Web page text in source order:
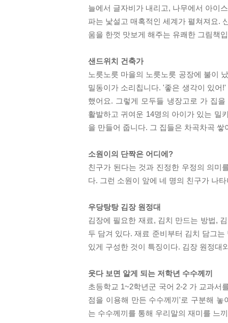
늘에서 글자비가 내리고, 나무에서 아이
파는 낯설고 매혹적인 세계가 펼쳐져요.
움을 한껏 맛보게 해주는 유쾌한 그림책
샌드위치 건축가
노릇노릇 마을의 노릇노릇 공장에 불이
밀동이가 소리칩니다. '좋은 생각이 있어
했어요. 그렇게 모두들 냉장고로 가 집
활발하고 귀여운 14명의 아이가 있는 밀
을 만들어 줍니다. 그 집들은 차곡차곡
소원이의 단짝은 어디에?
친구가 된다는 것과 진정한 우정의 의미
다. 그런 소원이 앞에 네 명의 친구가 나
우당탕탕 김장 원정대
김장에 필요한 재료, 김치 만드는 방법,
두 담겨 있다. 재료 준비부터 김치 담그
있게 구성한 것이 특징이다. 김장 원정대
웃다 보면 알게 되는 저학년 수수께끼
초등학교 1~2학년군 국어 2-2 가 교과서
점을 이용해 만든 수수께끼'로 구분해
는 수수께끼를 통해 우리말의 재미를 느